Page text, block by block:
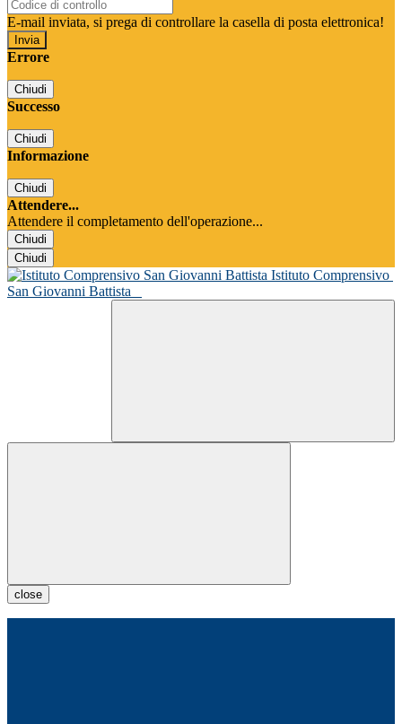
E-mail inviata, si prega di controllare la casella di posta elettronica!
Errore
Chiudi
Successo
Chiudi
Informazione
Chiudi
Attendere...
Attendere il completamento dell'operazione...
Chiudi
Chiudi
Istituto Comprensivo
San Giovanni Battista
close